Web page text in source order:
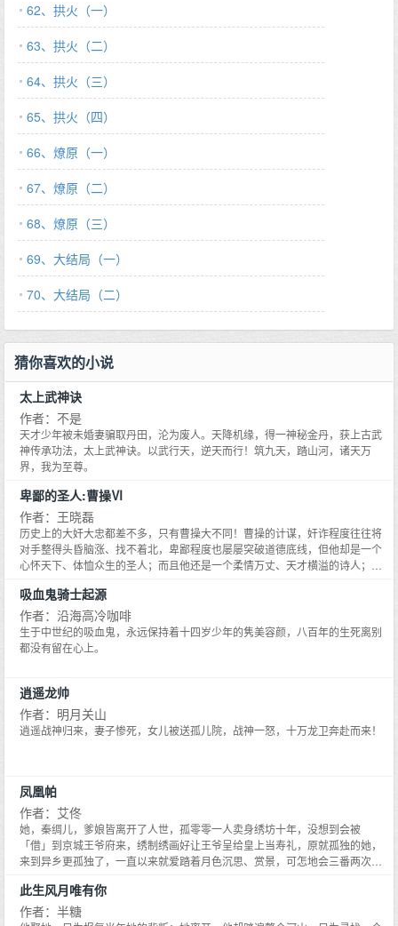
62、拱火（一）
63、拱火（二）
64、拱火（三）
65、拱火（四）
66、燎原（一）
67、燎原（二）
68、燎原（三）
69、大结局（一）
70、大结局（二）
猜你喜欢的小说
太上武神诀
作者：不是
天才少年被未婚妻骗取丹田，沦为废人。天降机缘，得一神秘金丹，获上古武
神传承功法，太上武神诀。以武行天，逆天而行！筑九天，踏山河，诸天万
界，我为至尊。
卑鄙的圣人:曹操Ⅵ
作者：王晓磊
历史上的大奸大忠都差不多，只有曹操大不同！曹操的计谋，奸诈程度往往将
对手整得头昏脑涨、找不着北，卑鄙程度也屡屡突破道德底线，但他却是一个
心怀天下、体恤众生的圣人；而且他还是一个柔情万丈、天才横溢的诗人；最
卓追杀，躲到老友吕伯奢家。吕家人磨刀杀猪款待曹操，曹操却疑心他们要谋
害自己，断然砍杀吕氏全家；逃出门正好遇到吕伯奢打酒归来，问他猪杀好
没？曹操惊愕中将热情的吕伯奢一刀捅死。公元194年，曹操攻打吕布，为激
励士气，他火烧城门断绝后路，但一开战就中了埋伏，几乎全军覆没，赶紧仓
吕营刚刚得胜，此时必然松懈！果然得计。公元220年3月15日，临终前，这个
一代枭雄的遗言却如此温柔：老婆们要学会做鞋子来卖，挣钱养活自己，想改
嫁的就改嫁，说完永远合上了他的眼睛。翻开本书，您将了解中国历史上这个
独一无二的家伙，进入曹操尘封了两千年的精彩内心世界。《卑鄙的圣人:曹操
出了代汉自立的第一步……
吸血鬼骑士起源
作者：沿海高冷咖啡
生于中世纪的吸血鬼，永远保持着十四岁少年的隽美容颜，八百年的生死离别
都没有留在心上。
逍遥龙帅
作者：明月关山
逍遥战神归来，妻子惨死，女儿被送孤儿院，战神一怒，十万龙卫奔赴而来！
凤凰帕
作者：艾佟
她，秦绸儿，爹娘皆离开了人世，孤零零一人卖身绣坊十年，没想到会被
「借」到京城王爷府来，绣制绣画好让王爷呈给皇上当寿礼，原就孤独的她，
来到异乡更孤独了，一直以来就爱踏着月色沉思、赏景，可怎地会三番两次遇
是属于兰儿郡主的！那个经过一次街头相救事件，从此奠定两人友谊的痴心小
女人，岂料皇上突然将兰儿郡主指婚给他人，就算会赔上一条命，她也要……
此生风月唯有你
作者：半糖